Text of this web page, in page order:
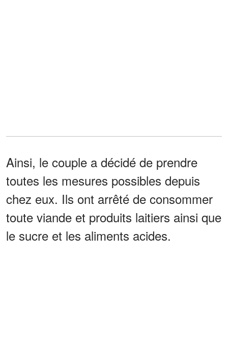
Ainsi, le couple a décidé de prendre
toutes les mesures possibles depuis
chez eux. Ils ont arrêté de consommer
toute viande et produits laitiers ainsi que
le sucre et les aliments acides.